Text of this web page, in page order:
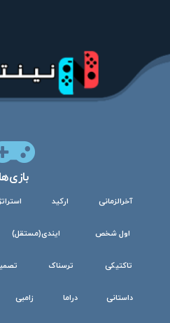
بازی‌ها
آخرالزمانی ارکید
اول شخص ایندی(مستقل)
تاکتیکی ترسناک
داستانی دراما زامبی